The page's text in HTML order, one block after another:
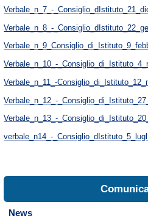
Verbale_n_7_-
Verbale_n_8_-
Verbale_n_10_-
Verbale_n_11_-
Verbale_n_12_-
Verbale_n_13_-
verbale_n14_-
News